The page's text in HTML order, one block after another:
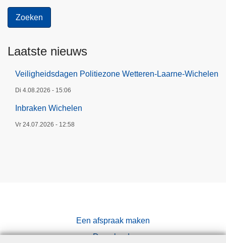
Laatste nieuws
Veiligheidsdagen Politiezone Wetteren-Laarne-Wichelen
Di 4.08.2026 - 15:06
Inbraken Wichelen
Vr 24.07.2026 - 12:58
Een afspraak maken
Downloads